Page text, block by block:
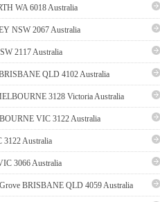
WA 6018 Australia
NSW 2067 Australia
2117 Australia
QLD 4102 Australia
3128 Victoria Australia
VIC 3122 Australia
Australia
3066 Australia
BRISBANE QLD 4059 Australia